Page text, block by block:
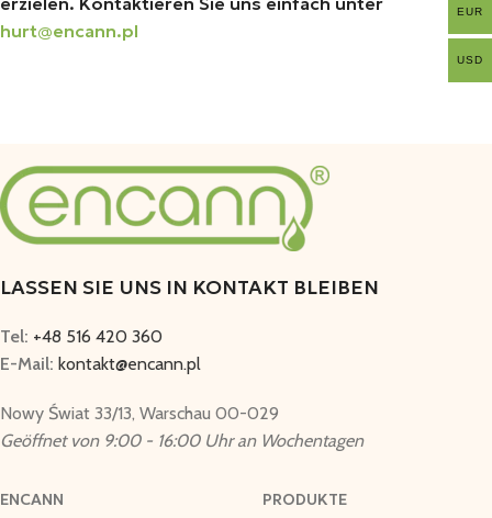
hurt@encann.pl
LASSEN SIE UNS IN KONTAKT BLEIBEN
Tel: +48 516 420 360
E-Mail: kontakt@encann.pl
Nowy Świat 33/13, Warschau 00-029
Geöffnet von 9:00 - 16:00 Uhr an Wochentagen
ENCANN PRODUKTE
EUR
USD